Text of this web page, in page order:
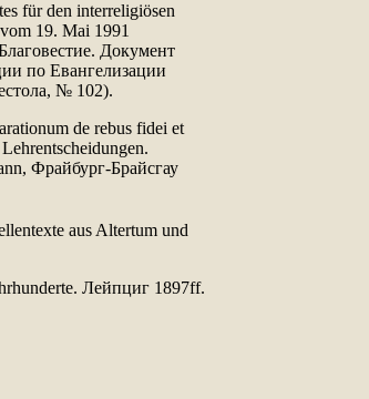
für den interreligiösen
19. Mai 1991
Документ
по Евангелизации
№ 102).
de rebus fidei et
Фрайбург-Брайсгау
aus Altertum und
Лейпциг 1897ff.